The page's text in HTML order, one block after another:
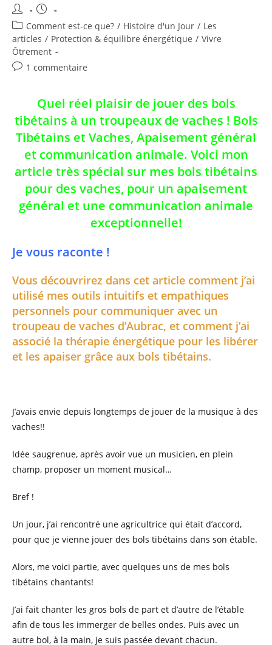
Auteur/autrice
de
la
publication :
Publication
publiée :
Post
category:
Comment est-ce que? / Histoire d'un Jour / Les
articles / Protection & équilibre énergétique / Vivre
Ôtrement
Commentaires
publication :
1 commentaire
Quel réel plaisir de jouer des bols
tibétains à un troupeaux de vaches ! Bols
Tibétains et Vaches, Apaisement général
et communication animale. Voici mon
article très spécial sur mes bols tibétains
pour des vaches, pour un apaisement
général et une communication animale
exceptionnelle!
Je vous raconte !
Vous découvrirez dans cet article comment j’ai
utilisé mes outils intuitifs et empathiques
personnels pour communiquer avec un
troupeau de vaches d’Aubrac, et comment j’ai
associé la thérapie énergétique pour les libérer
et les apaiser grâce aux bols tibétains.
J’avais envie depuis longtemps de jouer de la musique à des
vaches!!
Idée saugrenue, après avoir vue un musicien, en plein
champ, proposer un moment musical…
Bref !
Un jour, j’ai rencontré une agricultrice qui était d’accord,
pour que je vienne jouer des bols tibétains dans son étable.
Alors, me voici partie, avec quelques uns de mes bols
tibétains chantants!
J’ai fait chanter les gros bols de part et d’autre de l’étable
afin de tous les immerger de belles ondes. Puis avec un
autre bol, à la main, je suis passée devant chacun.